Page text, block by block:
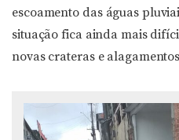
escoamento das águas
situação fica ainda mais
novas crateras e